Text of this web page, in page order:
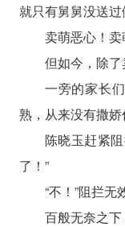
就只有舅舅没送过
卖萌恶心！卖
但如今，除了
一旁的家长
熟，从来没有撒
陈晓玉赶紧
了！”
“不！”阻拦
百般无奈之